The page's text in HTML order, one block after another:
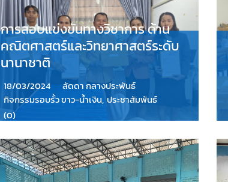
การสอบแข่งขันทางวิชาการ ด้าน
คณิตศาสตร์และวิทยาศาสตร์ระดับ
นานาชาติ
18/03/2024
ลัดดา กลางประพันธ์
กิจกรรมรอบรั้ว ขาว-น้ำเงิน, ประชาสัมพันธ์
(0)